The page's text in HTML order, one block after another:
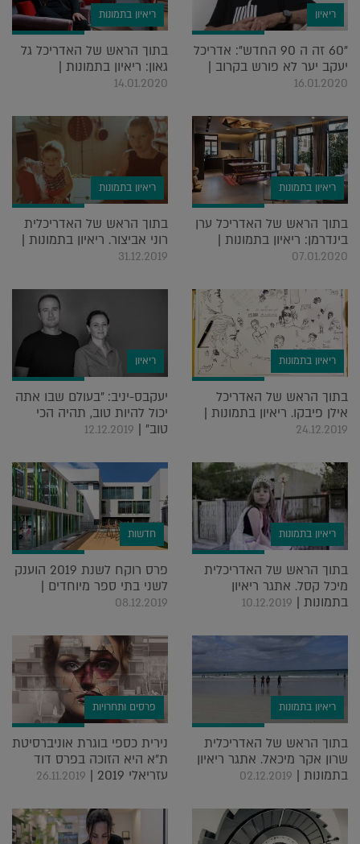
ריאיון
"60 זה ה 90 החדש": אדריכל
יעקב יער לא פורש בקרוב |
16.01.2020
ריאיון בתמונות
בתוך הראש של האדריכל גל
גאון: ריאיון בתמונות |
14.01.2020
ריאיון בתמונות
בתוך הראש של האדריכל ערן
בינדרמן: ריאיון בתמונות |
07.01.2020
ריאיון בתמונות
בתוך הראש של האדריכלית
רוני אביצור. ריאיון בתמונות |
31.12.2019
ריאיון בתמונות
בתוך הראש של האדריכל
אילן פיבקו. ריאיון בתמונות |
24.12.2019
ריאיון
יעקבס-יניב: "בעולם שבו אתה
יכול להיות טוב, תהיה הכי
טוב" | 12.12.2019
ריאיון בתמונות
בתוך הראש של האדריכלית
מיכל קסל. אתגר ריאיון
בתמונות | 10.12.2019
חדשות
פרס רוקח לשנת 2019 הוענק
לשני בתי ספר מיוחדים |
08.12.2019
ריאיון בתמונות
בתוך הראש של האדריכלית
שרון אקר מיכאל. אתגר ריאיון
בתמונות | 02.12.2019
פרסים ותחרויות
נירית כספי בוגרת אוניברסיטת
ת"א היא הזוכה בפרס דוד
עזריאלי 2019 |
26.11.2019